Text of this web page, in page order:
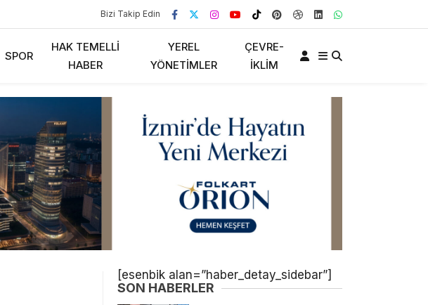
Bizi Takip Edin
SPOR
HAK TEMELLI
HABER
YEREL
YÖNETIMLER
ÇEVRE-
İKLIM
[esenbik alan=”haber_detay_sidebar”]
SON HABERLER